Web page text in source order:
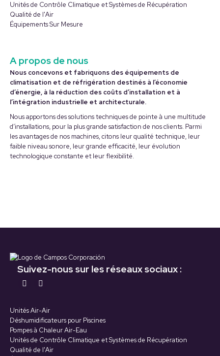
une
nouvelle
une
nouvelle
Unités de Contrôle Climatique et Systèmes de Récupération
Qualité de l'Air
Équipements Sur Mesure
A propos de nous
Nous concevons et fabriquons des équipements de
climatisation et de réfrigération destinés à l’économie
d’énergie, à la réduction des coûts d’installation et à
l’intégration industrielle et architecturale.
Nous apportons des solutions techniques de pointe à une multitude
d’installations, pour la plus grande satisfaction de nos clients. Parmi
les avantages de nos machines, citons leur qualité technique, leur
faible niveau sonore, leur grande efficacité, leur évolution
technologique constante et leur flexibilité.
Suivez-nous sur les réseaux sociaux :
Retrouvez-nous sur :
YouTube
s'ouvre
dans
une
LinkedIn
s'ouvre
dans
une
Unités Air-Air
Déshumidificateurs pour Piscines
Pompes à Chaleur Air-Eau
Unités de Contrôle Climatique et Systèmes de Récupération
Qualité de l'Air